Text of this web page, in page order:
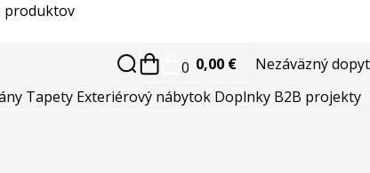
produktov
0 0,00 €
Nezáväzný dopyt
Tapety Exteriérový nábytok Doplnky B2B projekty